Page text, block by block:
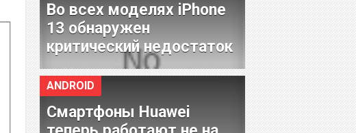
Во всех моделях iPhone
13 обнаружен
критический недостаток
ANDROID
Смартфоны Huawei